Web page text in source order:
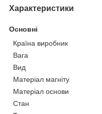
Характеристики
Основні
Країна виробник
Вага
Вид
Матеріал магніту
Матеріал основи
Стан